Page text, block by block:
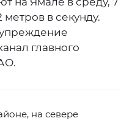
в секунду.
главного
на севере